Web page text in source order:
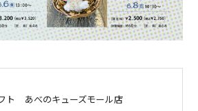
ト あべのキューズモール店